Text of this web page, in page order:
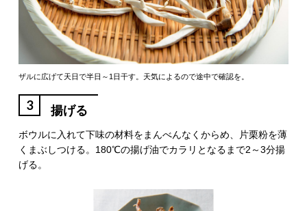
ザルに広げて天日で半日～1日干す。天気によるので途中で確認を。
3 揚げる
ボウルに入れて下味の材料をまんべんなくからめ、片栗粉を薄
くまぶしつける。180℃の揚げ油でカラリとなるまで2～3分揚
げる。